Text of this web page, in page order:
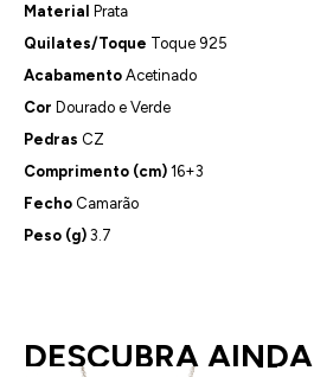
Material Prata
Quilates/Toque Toque 925
Acabamento Acetinado
Cor Dourado e Verde
Pedras CZ
Comprimento (cm) 16+3
Fecho Camarão
Peso (g) 3.7
DESCUBRA AINDA